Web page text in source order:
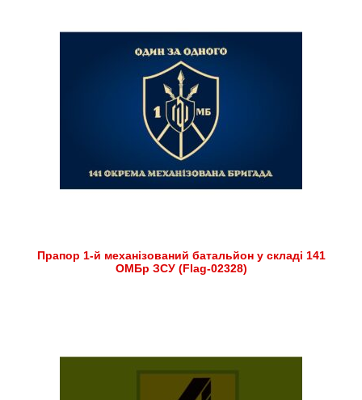
Прапор 1-й механізований батальйон у складі 141
ОМБр ЗСУ (Flag-02328)